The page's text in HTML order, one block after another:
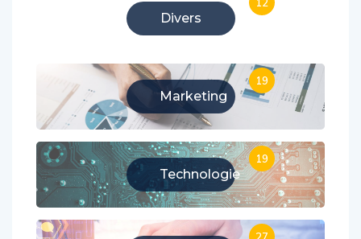
Divers
12
Marketing
19
Technologie
19